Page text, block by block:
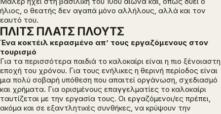
ήλιος, ο θεατής δεν αγαπά μόνο αλλήλους, αλλά και τον
εαυτό του.
ΠΛΙΤΣ ΠΛΑΤΣ ΠΛΟΥΤΣ
Ένα κοκτέιλ κερασμένο απ’ τους εργαζόμενους στον
τουρισμό
Για τα περισσότερα παιδιά το καλοκαίρι είναι η πιο ξένοιαστη
εποχή του χρόνου. Για τους ενήλικες η θερινή περίοδος είναι
μια πολύ σοβαρή υπόθεση που απαιτεί οργάνωση, σχεδιασμό
και χρήματα. Για ορισμένους επαγγελματίες το καλοκαίρι
ταυτίζεται με την εργασία τους. Οι εργαζόμενοι/ες πρέπει,
ακόμα και σε εξαντλητικές συνθήκες, να κρύψουν την